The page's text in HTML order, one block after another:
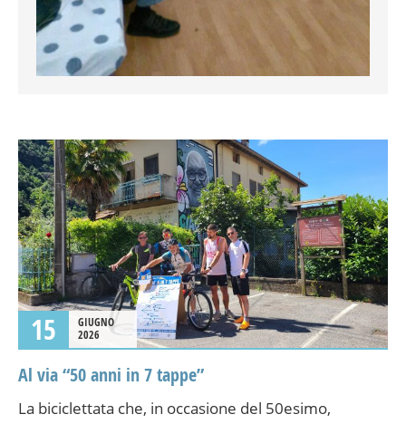
15
GIUGNO
2026
Al via “50 anni in 7 tappe”
La biciclettata che, in occasione del 50esimo,